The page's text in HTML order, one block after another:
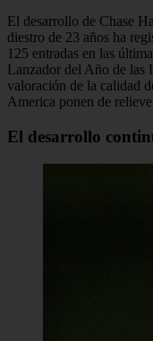
El desarrollo de Chase
diestro de 23 años ha
125 entradas en las
Lanzador del Año de las
valoración de la calidad
America ponen de
El desarrollo